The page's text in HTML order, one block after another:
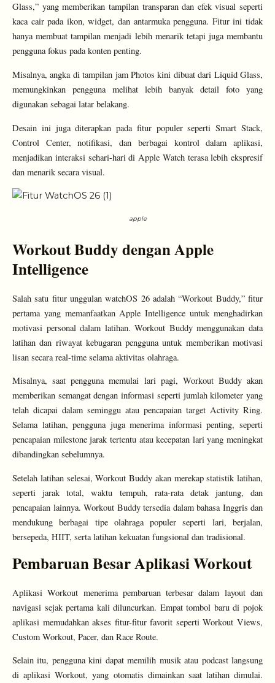
Glass,” yang memberikan tampilan transparan dan efek visual seperti
kaca cair pada ikon, widget, dan antarmuka pengguna. Fitur ini tidak
hanya membuat tampilan menjadi lebih menarik tetapi juga membantu
pengguna fokus pada konten penting.
Misalnya, angka di tampilan jam Photos kini dibuat dari Liquid Glass,
memungkinkan pengguna melihat lebih banyak detail foto yang
digunakan sebagai latar belakang.
Desain ini juga diterapkan pada fitur populer seperti Smart Stack,
Control Center, notifikasi, dan berbagai kontrol dalam aplikasi,
menjadikan interaksi sehari-hari di Apple Watch terasa lebih ekspresif
dan menarik secara visual.
apple
Workout Buddy dengan Apple
Intelligence
Salah satu fitur unggulan watchOS 26 adalah “Workout Buddy,” fitur
pertama yang memanfaatkan Apple Intelligence untuk menghadirkan
motivasi personal dalam latihan. Workout Buddy menggunakan data
latihan dan riwayat kebugaran pengguna untuk memberikan motivasi
lisan secara real-time selama aktivitas olahraga.
Misalnya, saat pengguna memulai lari pagi, Workout Buddy akan
memberikan semangat dengan informasi seperti jumlah kilometer yang
telah dicapai dalam seminggu atau pencapaian target Activity Ring.
Selama latihan, pengguna juga menerima informasi penting, seperti
pencapaian milestone jarak tertentu atau kecepatan lari yang meningkat
dibandingkan sebelumnya.
Setelah latihan selesai, Workout Buddy akan merekap statistik latihan,
seperti jarak total, waktu tempuh, rata-rata detak jantung, dan
pencapaian lainnya. Workout Buddy tersedia dalam bahasa Inggris dan
mendukung berbagai tipe olahraga populer seperti lari, berjalan,
bersepeda, HIIT, serta latihan kekuatan fungsional dan tradisional.
Pembaruan Besar Aplikasi Workout
Aplikasi Workout menerima pembaruan terbesar dalam layout dan
navigasi sejak pertama kali diluncurkan. Empat tombol baru di pojok
aplikasi memudahkan akses fitur-fitur favorit seperti Workout Views,
Custom Workout, Pacer, dan Race Route.
Selain itu, pengguna kini dapat memilih musik atau podcast langsung
di aplikasi Workout, yang otomatis dimainkan saat latihan dimulai.